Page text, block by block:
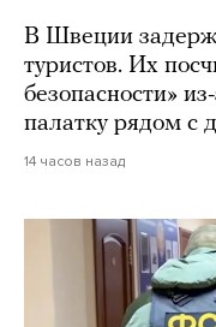
В Швеции
туристов. Их
безопасности»
палатку рядом с
14 часов назад